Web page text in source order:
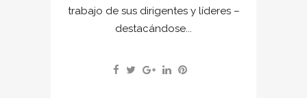
trabajo de sus dirigentes y líderes –
destacándose...